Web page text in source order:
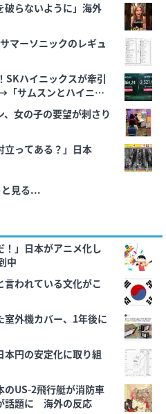
破らないように」海外
マーソニックのレギュ
SKハイニックスが牽引
「サムスンとハイニッ
、女の子の要望が刺さり
立ってある？」日本
見る...
」日本がアニメ化し
中
われている文化がこ
室外機カバー、1年後に
円の安定化に取り組
のUS-2飛行艇が消防車
話題に 海外の反応